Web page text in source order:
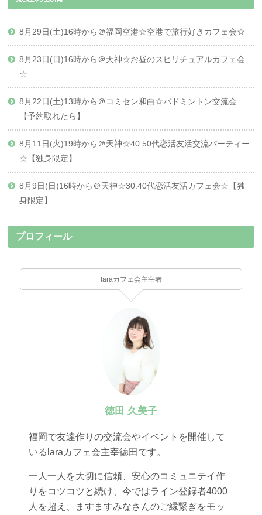
8月29日(土)16時から＠福岡空港☆空港で旅行好きカフェ会☆
8月23日(日)16時から＠天神☆お昼のスピリチュアルカフェ会
☆
8月22日(土)13時から＠コミセン和白☆バドミントン交流会
【予約取れたら】
8月11日(火)19時から＠天神☆40.50代恋活友活交流パーティー
☆【独身限定】
8月9日(日)16時から＠天神☆30.40代恋活友活カフェ会☆【独
身限定】
プロフィール
laraカフェ会主宰者
徳田 久美子
福岡で友達作りの交流会やイベントを開催して
いるlaraカフェ会主宰徳田です。
一人一人を大切に信頼、安心のコミュニテイ作
りをコツコツと続け、今ではライン登録者4000
人を超え、ますますみなさんのご縁繋ぎをモッ